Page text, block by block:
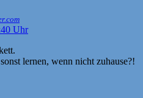
Uhr
lernen, wenn nicht zuhause?!